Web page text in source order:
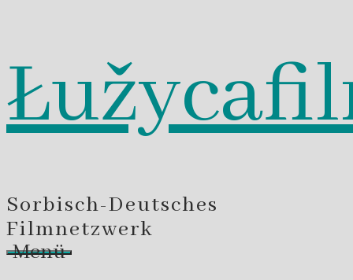
Zum
Inhalt
springen
Sorbisch-Deutsches
Filmnetzwerk
Menü